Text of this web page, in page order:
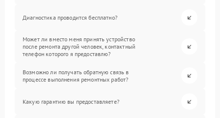
Диагностика проводится бесплатно?
Может ли вместо меня принять устройство
после ремонта другой человек, контактный
телефон которого я предоставлю?
Возможно ли получать обратную связь в
процессе выполнения ремонтных работ?
Какую гарантию вы предоставляете?